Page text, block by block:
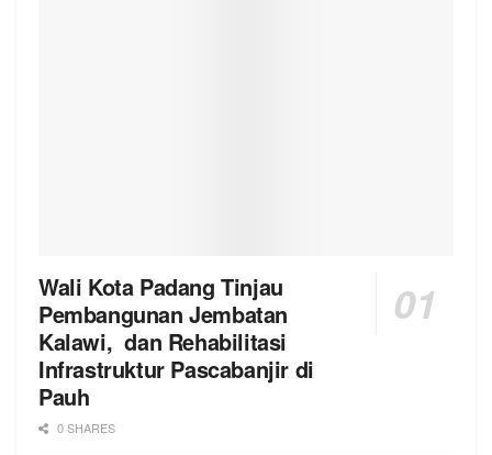
Wali Kota Padang Tinjau
Pembangunan Jembatan
Kalawi, dan Rehabilitasi
Infrastruktur Pascabanjir di
Pauh
0 SHARES